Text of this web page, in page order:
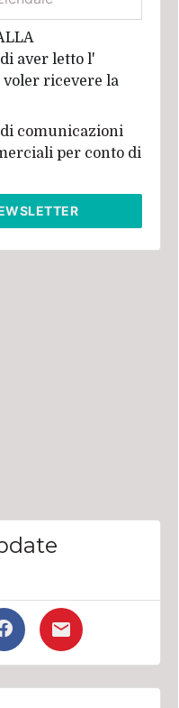
aver letto l'
voler ricevere la
comunicazioni
per conto di